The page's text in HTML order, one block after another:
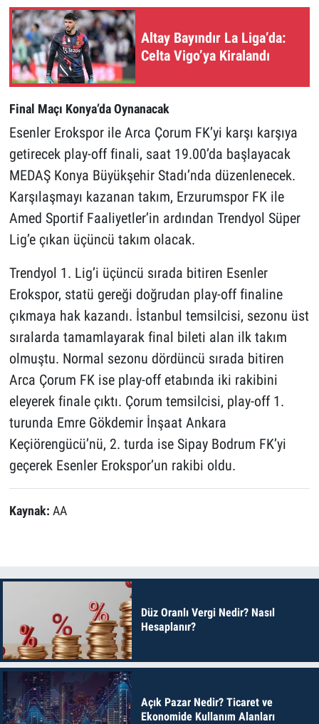
Altay Bayındır La Liga’da:
Celta Vigo’ya Kiralandı
Final Maçı Konya’da Oynanacak
Esenler Erokspor ile Arca Çorum FK’yi karşı karşıya
getirecek play-off finali, saat 19.00’da başlayacak
MEDAŞ Konya Büyükşehir Stadı’nda düzenlenecek.
Karşılaşmayı kazanan takım, Erzurumspor FK ile
Amed Sportif Faaliyetler’in ardından Trendyol Süper
Lig’e çıkan üçüncü takım olacak.
Trendyol 1. Lig’i üçüncü sırada bitiren Esenler
Erokspor, statü gereği doğrudan play-off finaline
çıkmaya hak kazandı. İstanbul temsilcisi, sezonu üst
sıralarda tamamlayarak final bileti alan ilk takım
olmuştu. Normal sezonu dördüncü sırada bitiren
Arca Çorum FK ise play-off etabında iki rakibini
eleyerek finale çıktı. Çorum temsilcisi, play-off 1.
turunda Emre Gökdemir İnşaat Ankara
Keçiörengücü’nü, 2. turda ise Sipay Bodrum FK’yi
geçerek Esenler Erokspor’un rakibi oldu.
Kaynak: AA
Düz Oranlı Vergi Nedir? Nasıl
Hesaplanır?
Açık Pazar Nedir? Ticaret ve
Ekonomide Kullanım Alanları